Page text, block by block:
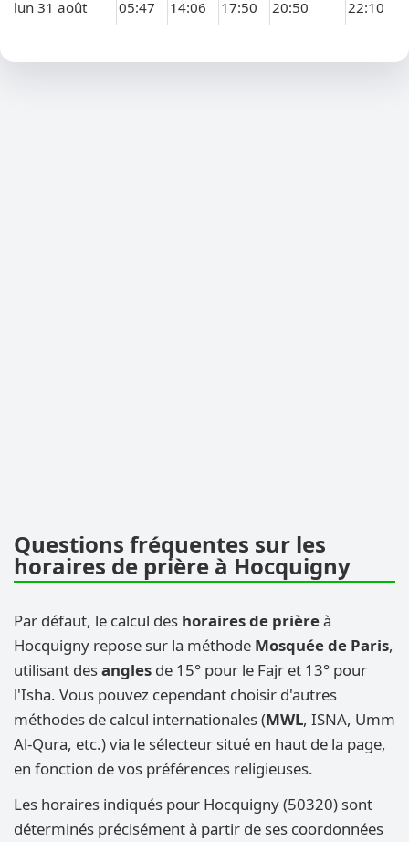
lun 31 août 05:47 14:06 17:50 20:50 22:10
Questions fréquentes sur les
horaires de prière à Hocquigny
Par défaut, le calcul des horaires de prièreà
Hocquigny repose sur la méthode Mosquée de Paris,
utilisant desangles de 15° pour le Fajr et 13° pour
l'Isha. Vous pouvez cependant choisir d'autres
méthodes de calcul internationales (MWL, ISNA, Umm
Al-Qura, etc.) via le sélecteur situé en haut de la page,
en fonction de vos préférences religieuses.
Les horaires indiqués pour Hocquigny (50320) sont
déterminés précisément à partir de ses coordonnées